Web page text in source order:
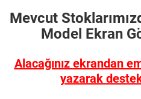
Mevcut
Model Ekran
Alacağınız ekrandan
yazarak